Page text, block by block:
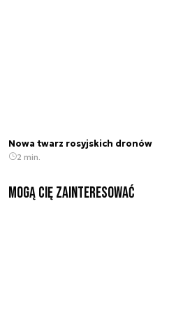
Nowa twarz rosyjskich dronów
2 min.
Mogą Cię zainteresować